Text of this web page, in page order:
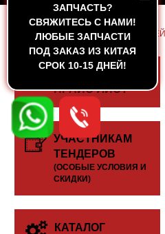
ЗАПЧАСТЬ?
CВЯЖИТЕСЬ С НАМИ!
ЛЮБЫЕ ЗАПЧАСТИ
ПОД ЗАКАЗ ИЗ КИТАЯ
СРОК 10-15 ДНЕЙ!
ГЛАВНАЯ — КАТАЛОГ ЗАПЧАСТЕЙ
СКАЧАТЬ
ПРАЙС-ЛИСТ
УЧАСТНИКАМ
ТЕНДЕРОВ
(ОСОБЫЕ УСЛОВИЯ И
СКИДКИ)
КАТАЛОГ